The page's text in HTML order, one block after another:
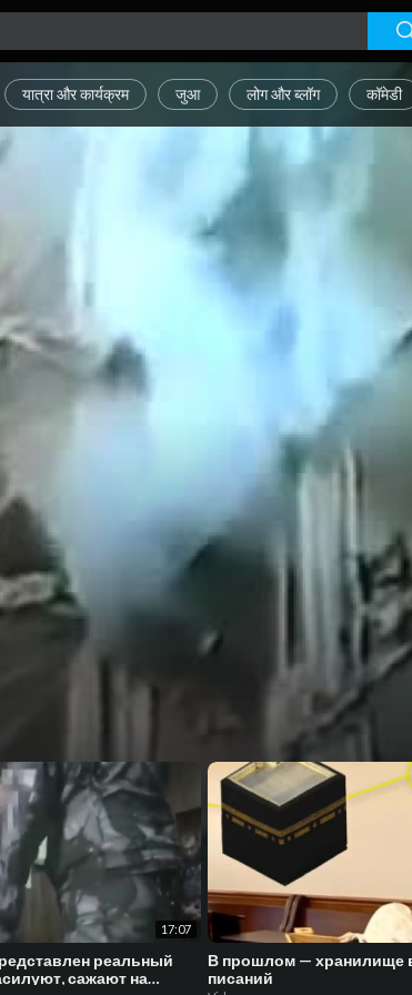
यात्रा और कार्यक्रम जुआ लोग और ब्लॉग कॉमेडी
17:07
реальный
сажают на
В прошлом — хранилище
писаний